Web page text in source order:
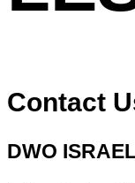
Contact
DWO